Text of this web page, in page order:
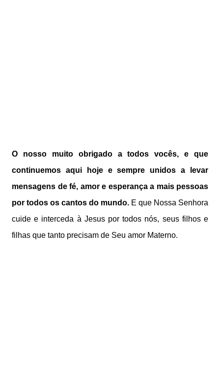
O nosso muito obrigado a todos vocês, e que
continuemos aqui hoje e sempre unidos a levar
mensagens de fé, amor e esperança a mais pessoas
por todos os cantos do mundo. E que Nossa Senhora
cuide e interceda à Jesus por todos nós, seus filhos e
filhas que tanto precisam de Seu amor Materno.